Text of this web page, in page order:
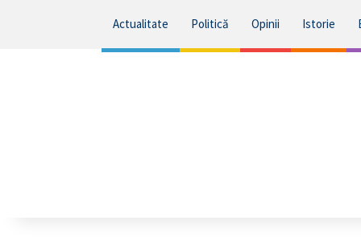
Actualitate Politică Opinii Istorie